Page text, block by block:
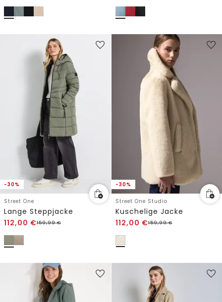
-30%
Street One
Lange Steppjacke
112,00 €159,99€
-30%
Street One Studio
Kuschelige Jacke
112,00 €159,99€